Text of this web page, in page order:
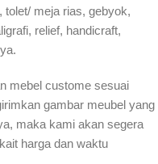
tolet/ meja rias, gebyok,
relief, handicraft,
mebel custome sesuai
gambar meubel yang
maka kami akan segera
harga dan waktu